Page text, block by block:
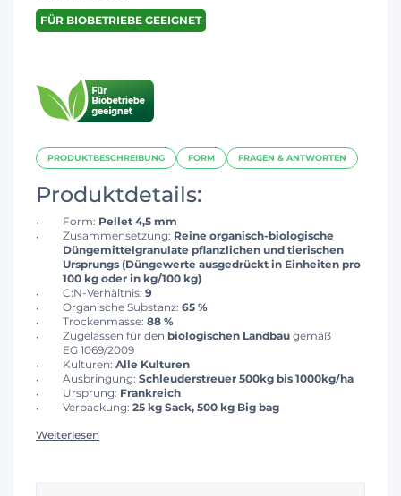
FÜR BIOBETRIEBE GEEIGNET
PRODUKTBESCHREIBUNG FORM FRAGEN & ANTWORTEN
Produktdetails:
Form: Pellet 4,5 mm
Zusammensetzung: Reine organisch-biologische
Düngemittelgranulate pflanzlichen und tierischen
Ursprungs (Düngewerte ausgedrückt in Einheiten pro
100 kg oder in kg/100 kg)
C:N-Verhältnis: 9
Organische Substanz: 65 %
Trockenmasse: 88 %
Zugelassen für den biologischen Landbau gemäß
EG 1069/2009
Kulturen: Alle Kulturen
Ausbringung: Schleuderstreuer 500kg bis 1000kg/ha
Ursprung: Frankreich
Verpackung: 25 kg Sack, 500 kg Big bag
Weiterlesen